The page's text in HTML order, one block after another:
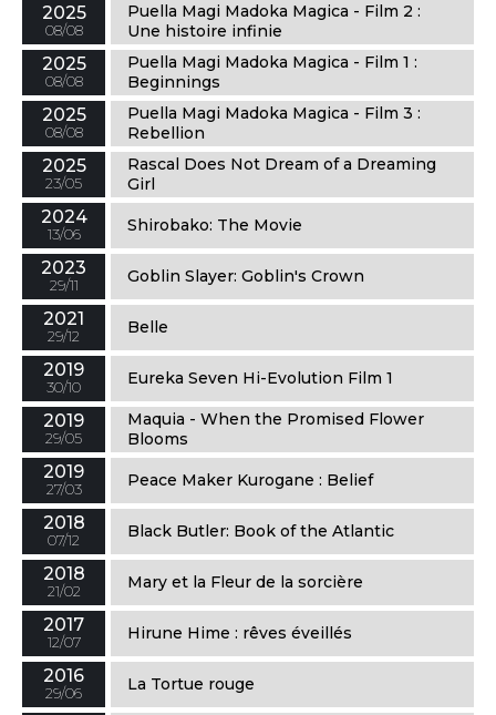
2025
08/08
Puella Magi Madoka Magica - Film 2 :
Une histoire infinie
2025
08/08
Puella Magi Madoka Magica - Film 1 :
Beginnings
2025
08/08
Puella Magi Madoka Magica - Film 3 :
Rebellion
2025
23/05
Rascal Does Not Dream of a Dreaming
Girl
2024
13/06 Shirobako: The Movie
2023
29/11 Goblin Slayer: Goblin's Crown
2021
29/12 Belle
2019
30/10 Eureka Seven Hi-Evolution Film 1
2019
29/05
Maquia - When the Promised Flower
Blooms
2019
27/03 Peace Maker Kurogane : Belief
2018
07/12 Black Butler: Book of the Atlantic
2018
21/02 Mary et la Fleur de la sorcière
2017
12/07 Hirune Hime : rêves éveillés
2016
29/06 La Tortue rouge